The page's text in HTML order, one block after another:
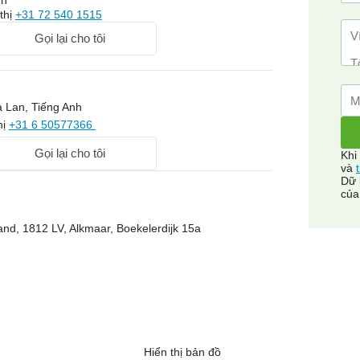
+31 72 540 1515
Gọi lại cho tôi
Lan, Tiếng Anh
+31 6 50577366
Gọi lại cho tôi
1812 LV, Alkmaar, Boekelerdijk 15a
Hiển thị bản đồ
và
Dữ